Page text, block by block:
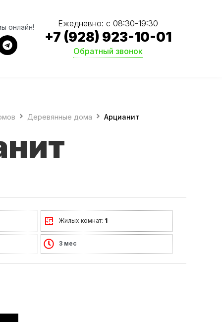
онлайн! Ежедневно: с 08:30-19:30
+7 (928) 923-10-01
Обратный звонок
Деревянные дома Арцианит
Жилых комнат: 1
3 мес